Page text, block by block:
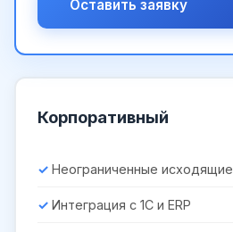
Оставить заявку
Корпоративный
Неограниченные исходящие
Интеграция с 1С и ERP